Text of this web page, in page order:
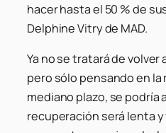
hacer hasta el 50 % de
Delphine Vitry de MAD.
Ya no se tratará de volver
pero sólo pensando en
mediano plazo, se podría
recuperación será lenta y